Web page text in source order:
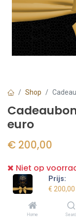
Prijs:
€ 200,00
Home
Shop
euro
€ 200,00
Niet op